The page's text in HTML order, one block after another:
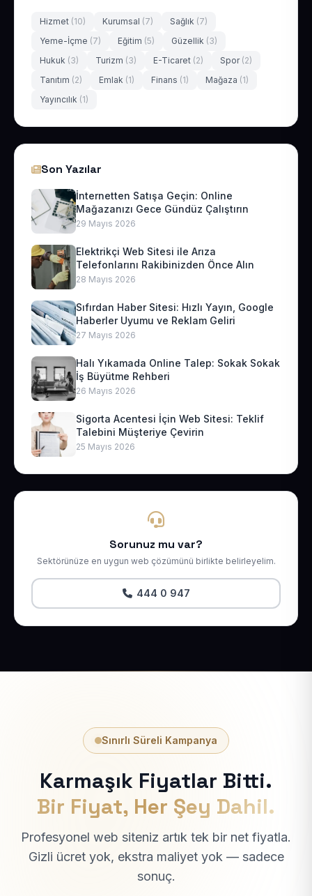
Hizmet (10) Kurumsal (7) Sağlık (7)
Yeme-İçme (7) Eğitim (5) Güzellik (3)
Hukuk (3) Turizm (3) E-Ticaret (2) Spor (2)
Tanıtım (2) Emlak (1) Finans (1) Mağaza (1)
Yayıncılık (1)
Son Yazılar
İnternetten Satışa Geçin: Online
Mağazanızı Gece Gündüz Çalıştırın
29 Mayıs 2026
Elektrikçi Web Sitesi ile Arıza
Telefonlarını Rakibinizden Önce Alın
28 Mayıs 2026
Sıfırdan Haber Sitesi: Hızlı Yayın, Google
Haberler Uyumu ve Reklam Geliri
27 Mayıs 2026
Halı Yıkamada Online Talep: Sokak Sokak
İş Büyütme Rehberi
26 Mayıs 2026
Sigorta Acentesi İçin Web Sitesi: Teklif
Talebini Müşteriye Çevirin
25 Mayıs 2026
Sorunuz mu var?
Sektörünüze en uygun web çözümünü birlikte belirleyelim.
444 0 947
Sınırlı Süreli Kampanya
Karmaşık Fiyatlar Bitti.
Bir Fiyat, Her Şey Dahil.
Profesyonel web siteniz artık tek bir net fiyatla.
Gizli ücret yok, ekstra maliyet yok — sadece
sonuç.